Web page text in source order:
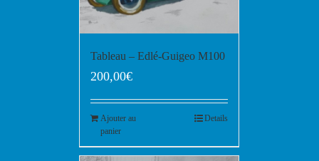
Tableau – Edlé-Guigeo M100
200,00€
Ajouter au
panier
Details